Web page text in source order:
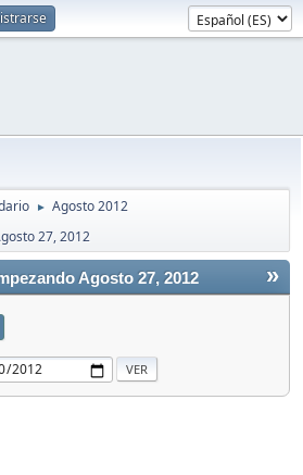
► Agosto 2012
27, 2012
»
Agosto 27, 2012